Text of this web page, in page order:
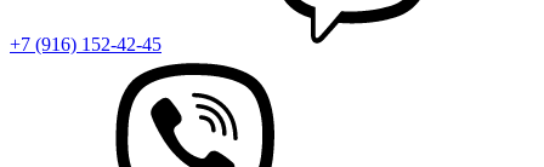
+7 (916) 152-42-45